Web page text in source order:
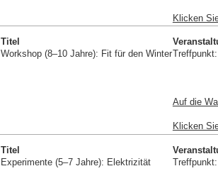
Klicken
Titel
Workshop (8–10 Jahre): Fit für den Winter
Auf die
Klicken
Titel
Experimente (5–7 Jahre): Elektrizität